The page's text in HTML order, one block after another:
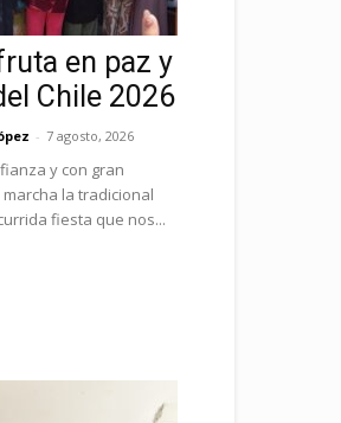
en paz y
Chile 2026
- 7 agosto, 2026
y con gran
la tradicional
fiesta que nos...